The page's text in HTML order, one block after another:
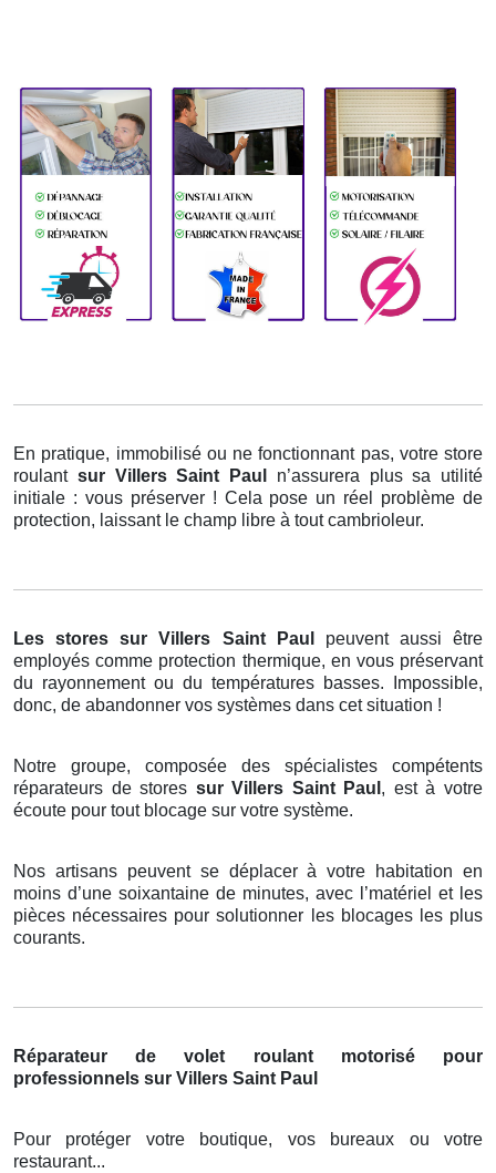
En pratique, immobilisé ou ne fonctionnant pas, votre store
roulant sur Villers Saint Paul n’assurera plus sa utilité
initiale : vous préserver ! Cela pose un réel problème de
protection, laissant le champ libre à tout cambrioleur.
Les stores sur Villers Saint Paul peuvent aussi être
employés comme protection thermique, en vous préservant
du rayonnement ou du températures basses. Impossible,
donc, de abandonner vos systèmes dans cet situation !
Notre groupe, composée des spécialistes compétents
réparateurs de stores sur Villers Saint Paul , est à votre
écoute pour tout blocage sur votre système.
Nos artisans peuvent se déplacer à votre habitation en
moins d’une soixantaine de minutes, avec l’matériel et les
pièces nécessaires pour solutionner les blocages les plus
courants.
Réparateur de volet roulant motorisé pour
professionnels sur Villers Saint Paul
Pour protéger votre boutique, vos bureaux ou votre
restaurant...